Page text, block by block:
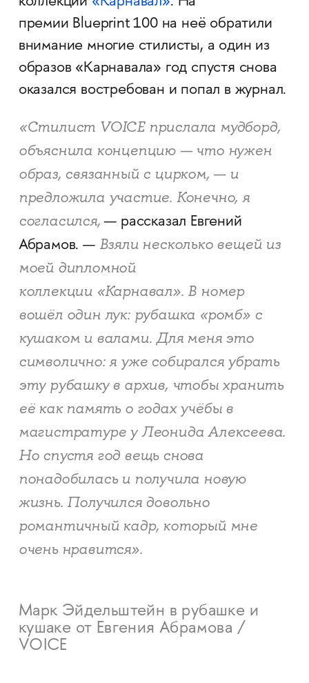
премии Blueprint 100 на неё обратили
внимание многие стилисты, а один из
образов «Карнавала» год спустя снова
оказался востребован и попал в журнал.
«Стилист VOICE прислала мудборд,
объяснила концепцию — что нужен
образ, связанный с цирком, — и
предложила участие. Конечно, я
согласился,— рассказал Евгений
Абрамов. — Взяли несколько вещей из
моей дипломной
коллекции «Карнавал». В номер
вошёл один лук: рубашка «ромб» с
кушаком и валами. Для меня это
символично: я уже собирался убрать
эту рубашку в архив, чтобы хранить
её как память о годах учёбы в
магистратуре у Леонида Алексеева.
Но спустя год вещь снова
понадобилась и получила новую
жизнь. Получился довольно
романтичный кадр, который мне
очень нравится».
Марк Эйдельштейн в рубашке и
кушаке от Евгения Абрамова /
VOICE